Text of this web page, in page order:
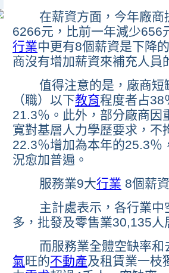
在薪資方面，今年廠商
6266元，比前一年減少656
行業中更有8個薪資是下降
商沒有增加薪資來補充人員
值得注意的是，廠商短
（職）以下教育程度者占38
21.3％。此外，部分廠商因
寬對基層人力學歷要求，不
22.3％增加為本年的25.3％
況愈加普遍。
服務業9大行業 8個薪
主計處表示，各行業中
多，批發及零售業30,135人
而服務業全體空缺率和
氣旺的不動產及租賃業一枝